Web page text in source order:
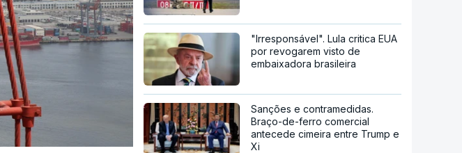
"Irresponsável". Lula critica EUA
por revogarem visto de
embaixadora brasileira
Sanções e contramedidas.
Braço-de-ferro comercial
antecede cimeira entre Trump e
Xi